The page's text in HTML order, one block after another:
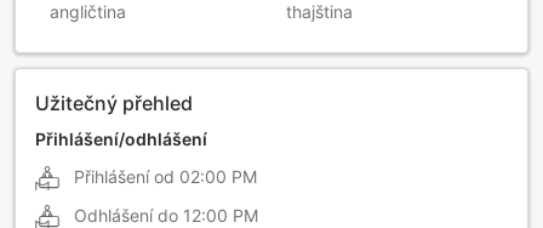
angličtina thajština
Užitečný přehled
Přihlášení/odhlášení
Přihlášení od 02:00 PM
Odhlášení do 12:00 PM